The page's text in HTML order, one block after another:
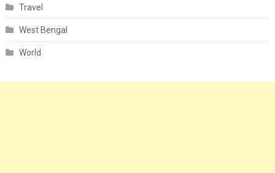
Travel
West Bengal
World